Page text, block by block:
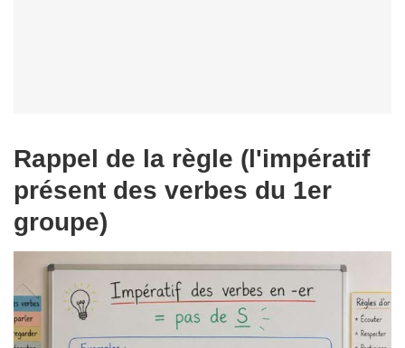
Rappel de la règle (l'impératif
présent des verbes du 1er
groupe)